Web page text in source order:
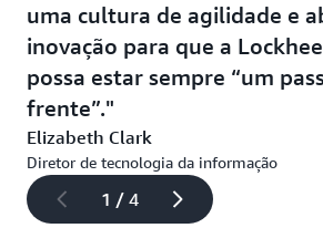
uma cultura de agilidade e
inovação para que a
possa estar sempre “um
frente”.
Elizabeth Clark
Diretor de tecnologia da informação
1 / 4